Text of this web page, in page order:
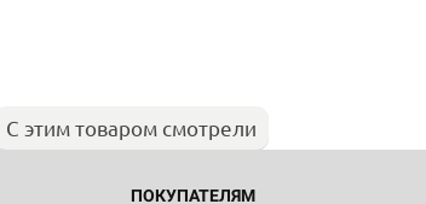
С этим товаром смотрели
ПОКУПАТЕЛЯМ